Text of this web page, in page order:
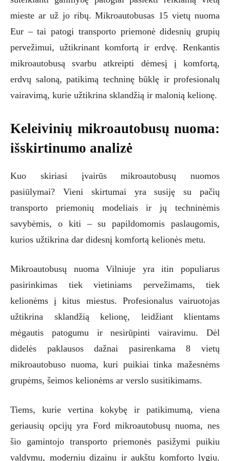
mieste ar už jo ribų. Mikroautobusas 15 vietų nuoma
Eur – tai patogi transporto priemonė didesnių grupių
pervežimui, užtikrinant komfortą ir erdvę. Renkantis
mikroautobusą svarbu atkreipti dėmesį į komfortą,
erdvų saloną, patikimą techninę būklę ir profesionalų
vairavimą, kurie užtikrina sklandžią ir malonią kelionę.
Keleivinių mikroautobusų nuoma:
išskirtinumo analizė
Kuo skiriasi įvairūs mikroautobusų nuomos
pasiūlymai? Vieni skirtumai yra susiję su pačių
transporto priemonių modeliais ir jų techninėmis
savybėmis, o kiti – su papildomomis paslaugomis,
kurios užtikrina dar didesnį komfortą kelionės metu.
Mikroautobusų nuoma Vilniuje yra itin populiarus
pasirinkimas tiek vietiniams pervežimams, tiek
kelionėms į kitus miestus. Profesionalus vairuotojas
užtikrina sklandžią kelionę, leidžiant klientams
mėgautis patogumu ir nesirūpinti vairavimu. Dėl
didelės paklausos dažnai pasirenkama 8 vietų
mikroautobuso nuoma, kuri puikiai tinka mažesnėms
grupėms, šeimos kelionėms ar verslo susitikimams.
Tiems, kurie vertina kokybę ir patikimumą, viena
geriausių opcijų yra Ford mikroautobusų nuoma, nes
šio gamintojo transporto priemonės pasižymi puikiu
valdymu, moderniu dizainu ir aukštu komforto lygiu.